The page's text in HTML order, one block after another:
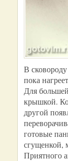
В
пока
Для
крышкой.
другой
готовые
сгущенкой,
Приятного